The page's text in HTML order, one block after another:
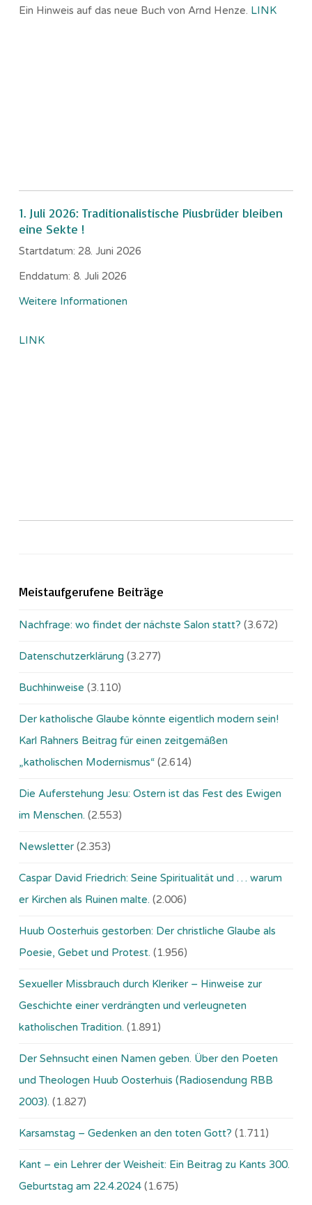
Ein Hinweis auf das neue Buch von Arnd Henze. LINK
1. Juli 2026: Traditionalistische Piusbrüder bleiben
eine Sekte !
Startdatum: 28. Juni 2026
Enddatum: 8. Juli 2026
Weitere Informationen
LINK
Meistaufgerufene Beiträge
Nachfrage: wo findet der nächste Salon statt? (3.672)
Datenschutzerklärung (3.277)
Buchhinweise (3.110)
Der katholische Glaube könnte eigentlich modern sein!
Karl Rahners Beitrag für einen zeitgemäßen
„katholischen Modernismus“ (2.614)
Die Auferstehung Jesu: Ostern ist das Fest des Ewigen
im Menschen. (2.553)
Newsletter (2.353)
Caspar David Friedrich: Seine Spiritualität und … warum
er Kirchen als Ruinen malte. (2.006)
Huub Oosterhuis gestorben: Der christliche Glaube als
Poesie, Gebet und Protest. (1.956)
Sexueller Missbrauch durch Kleriker – Hinweise zur
Geschichte einer verdrängten und verleugneten
katholischen Tradition. (1.891)
Der Sehnsucht einen Namen geben. Über den Poeten
und Theologen Huub Oosterhuis (Ra­dio­sen­dung RBB
2003). (1.827)
Karsamstag – Gedenken an den toten Gott? (1.711)
Kant – ein Lehrer der Weisheit: Ein Beitrag zu Kants 300.
Geburtstag am 22.4.2024 (1.675)